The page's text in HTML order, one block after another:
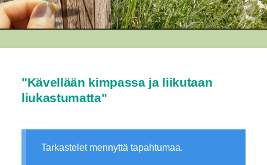
"Kävellään kimpassa ja liikutaan
liukastumatta"
Tarkastelet mennyttä tapahtumaa.